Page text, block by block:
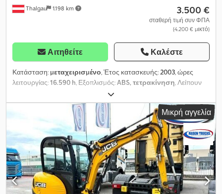
Thalgau 1.198 km 3.500 €
σταθερή τιμή συν ΦΠΑ
(4.200 € μικτό)
Αιτηθείτε Καλέστε
Κατάσταση: μεταχειρισμένο, Έτος κατασκευής:2003, ώρες
λειτουργίας:16.590 h, Εξοπλισμός:ABS, τετρακίνηση, Λείπουν
ορισμένα μέρη από τον κινητήρα και άλλα εξαρτήματα·
απαιτούνται διάφορες επισκευές ώστε να καταστεί ξανά
λειτουργικό. Crsdoyd T H Rjpfx Al Rof
Μικρή αγγελία